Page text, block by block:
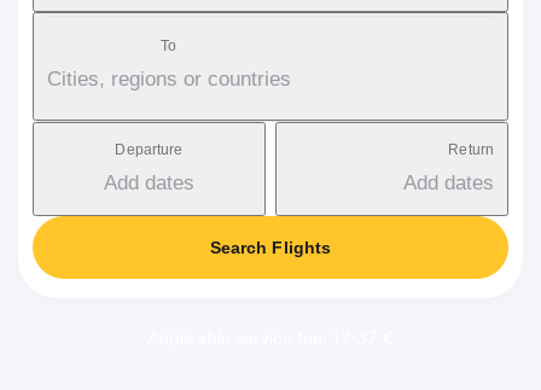
To
Cities, regions or countries
Departure
Add dates
Return
Add dates
Search Flights